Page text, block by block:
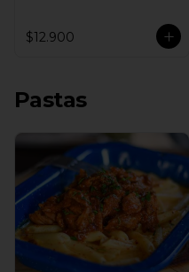
$12.900
Pastas